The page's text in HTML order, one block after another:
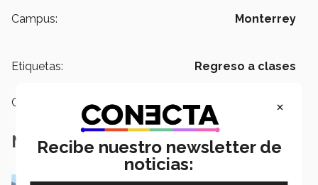
Campus: Monterrey
Etiquetas: Regreso a clases
Categoría: Educación
Notas Relacionadas
×
Recibe nuestro newsletter de
noticias: